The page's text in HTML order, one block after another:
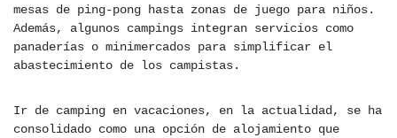
mesas de ping-pong hasta zonas de juego para niños.
Además, algunos campings integran servicios como
panaderías o minimercados para simplificar el
abastecimiento de los campistas.
Ir de camping en vacaciones, en la actualidad, se ha
consolidado como una opción de alojamiento que